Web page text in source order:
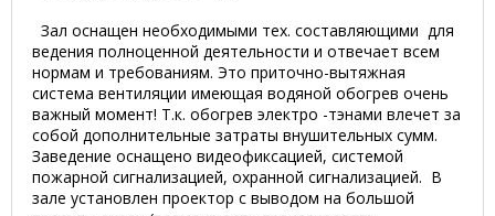
Зал оснащен необходимыми тех. составляющими для
ведения полноценной деятельности и отвечает всем
нормам и требованиям. Это приточно-вытяжная
система вентиляции имеющая водяной обогрев очень
важный момент! Т.к. обогрев электро -тэнами влечет за
собой дополнительные затраты внушительных сумм.
Заведение оснащено видеофиксацией, системой
пожарной сигнализацией, охранной сигнализацией. В
зале установлен проектор с выводом на большой